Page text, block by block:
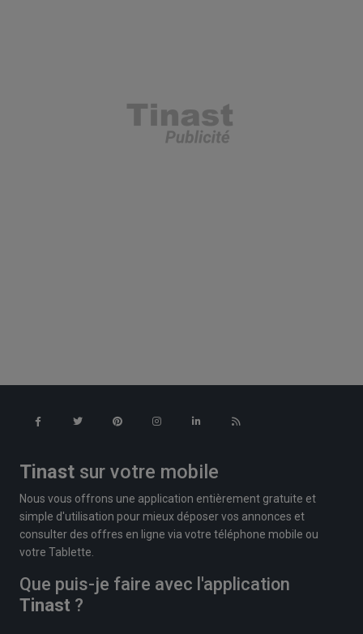
Tinast sur votre mobile
Nous vous offrons une application entièrement gratuite et
simple d'utilisation pour mieux déposer vos annonces et
consulter des offres en ligne via votre téléphone mobile ou
votre Tablette.
Que puis-je faire avec l'application
Tinast ?